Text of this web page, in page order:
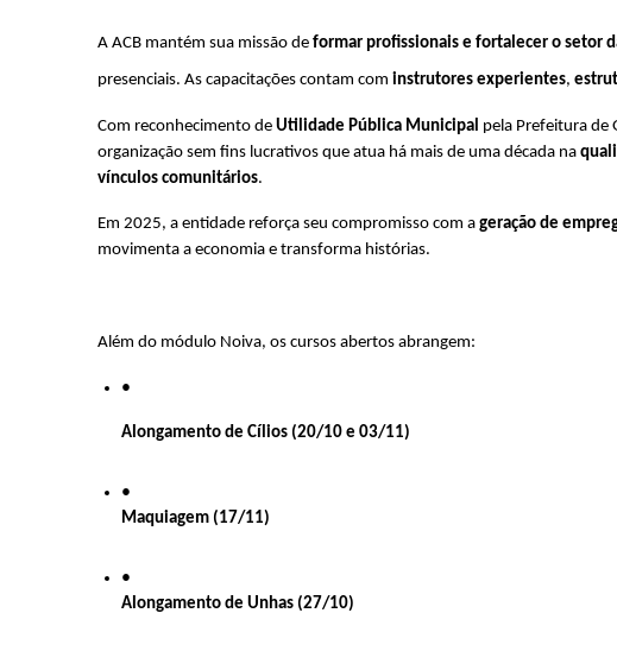
A ACB mantém sua missão de formar profissionais e fortalecer o setor
presenciais. As capacitações contam com instrutores experientes,
Com reconhecimento de Utilidade Pública Municipal pela Prefeitura de
organização sem fins lucrativos que atua há mais de uma década na
vínculos comunitários.
Em 2025, a entidade reforça seu compromisso com a geração de
movimenta a economia e transforma histórias.
Além do módulo Noiva, os cursos abertos abrangem:
Alongamento de Cílios (20/10 e 03/11)
Maquiagem (17/11)
Alongamento de Unhas (27/10)